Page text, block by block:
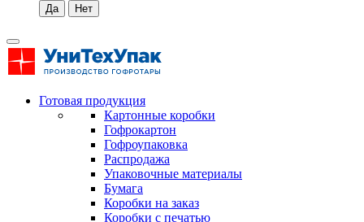
Готовая продукция
Картонные коробки
Гофрокартон
Гофроупаковка
Распродажа
Упаковочные материалы
Бумага
Коробки на заказ
Коробки с печатью